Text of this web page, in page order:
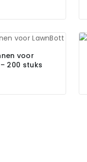
voor
200 stuks